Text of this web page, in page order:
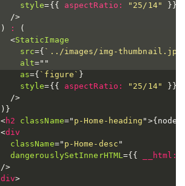
style={ { aspectRatio : "25/14" } }
/>
)
:
(
<StaticImage
src={ ` ../images/img-thumbnail.jpg
alt=" "
as={ ` figure ` }
style={ { aspectRatio : "25/14" } }
/>
) }
<h2 className=" p-Home-heading " >{ node
<div
className=" p-Home-desc "
dangerouslySetInnerHTML={ { __html :
/>
div>